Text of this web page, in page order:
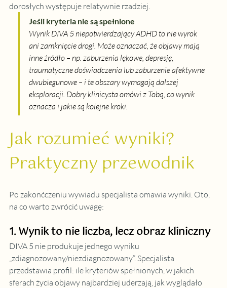
dorosłych występuje relatywnie rzadziej.
Jeśli kryteria nie są spełnione
Wynik DIVA 5 niepotwierdzający ADHD to nie wyrok
ani zamknięcie drogi. Może oznaczać, że objawy mają
inne źródło – np. zaburzenia lękowe, depresję,
traumatyczne doświadczenia lub zaburzenie afektywne
dwubiegunowe – i te obszary wymagają dalszej
eksploracji. Dobry klinicysta omówi z Tobą, co wynik
oznacza i jakie są kolejne kroki.
Jak rozumieć wyniki?
Praktyczny przewodnik
Po zakonćczeniu wywiadu specjalista omawia wyniki. Oto,
na co warto zwrócić uwagę:
1. Wynik to nie liczba, lecz obraz kliniczny
DIVA 5 nie produkuje jednego wyniku
„zdiagnozowany/niezdiagnozowany”. Specjalista
przedstawia profil: ile kryteriów spełnionych, w jakich
sferach życia objawy najbardziej uderzają, jak wyglądało